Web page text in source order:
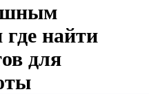
найти
для